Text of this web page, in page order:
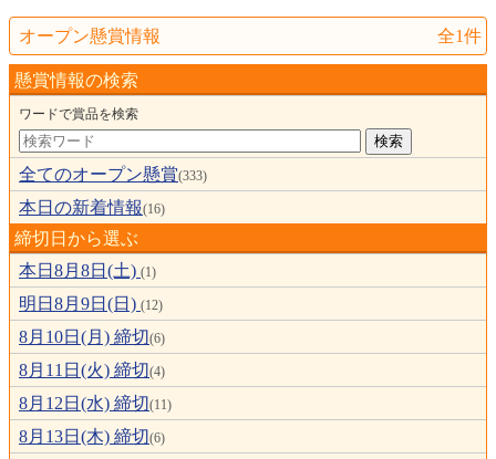
オープン懸賞情報 全1件
懸賞情報の検索
ワードで賞品を検索
全てのオープン懸賞(333)
本日の新着情報(16)
締切日から選ぶ
本日8月8日(土) (1)
明日8月9日(日) (12)
8月10日(月) 締切(6)
8月11日(火) 締切(4)
8月12日(水) 締切(11)
8月13日(木) 締切(6)